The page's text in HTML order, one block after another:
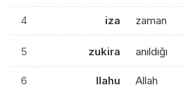
4 iza zaman
5 zukira anıldığı
6 llahu Allah